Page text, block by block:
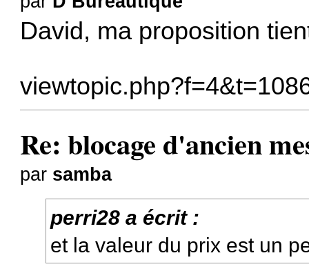
David, ma proposition
Re: blocage d'ancien
par samba
perri28 a écrit :
et la valeur du prix est un